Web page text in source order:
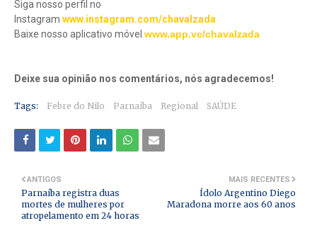
Siga nosso perfil no
Instagram www.instagram.com/chavalzada
Baixe nosso aplicativo móve www.app.vc/chavalzada
Deixe sua opinião nos comentários, nós agradecemos!
Tags: Febre do Nilo Parnaíba Regional SAÚDE
MAIS RECENTES
Ídolo Argentino Diego
Maradona morre aos 60 anos
ANTIGOS
Parnaíba registra duas
mortes de mulheres por
atropelamento em 24 horas